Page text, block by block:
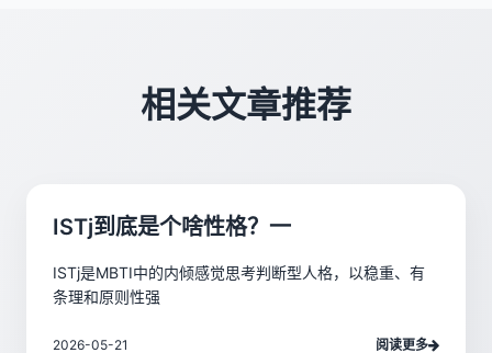
相关文章推荐
ISTj到底是个啥性格？一
ISTj是MBTI中的内倾感觉思考判断型人格，以稳重、有
条理和原则性强
2026-05-21 阅读更多